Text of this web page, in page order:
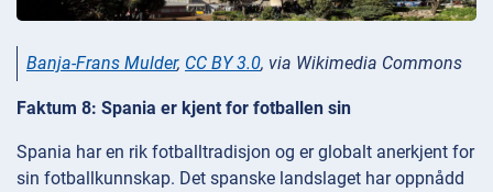
Banja-Frans Mulder, CC BY 3.0, via Wikimedia Commons
Faktum 8: Spania er kjent for fotballen sin
Spania har en rik fotballtradisjon og er globalt anerkjent for
sin fotballkunnskap. Det spanske landslaget har oppnådd